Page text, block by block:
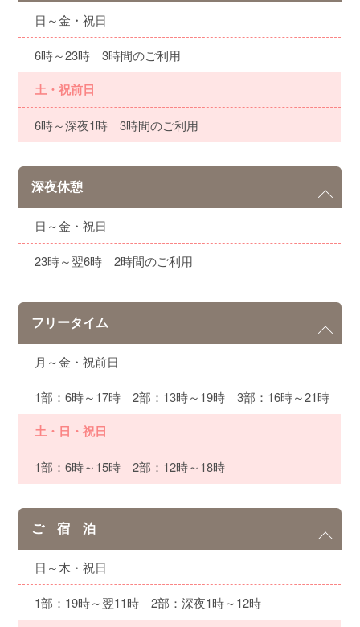
日～金・祝日
6時～23時 3時間のご利用
土・祝前日
6時～深夜1時 3時間のご利用
深夜休憩
日～金・祝日
23時～翌6時 2時間のご利用
フリータイム
月～金・祝前日
1部：6時～17時 2部：13時～19時 3部：16時～21時
土・日・祝日
1部：6時～15時 2部：12時～18時
ご 宿 泊
日～木・祝日
1部：19時～翌11時 2部：深夜1時～12時